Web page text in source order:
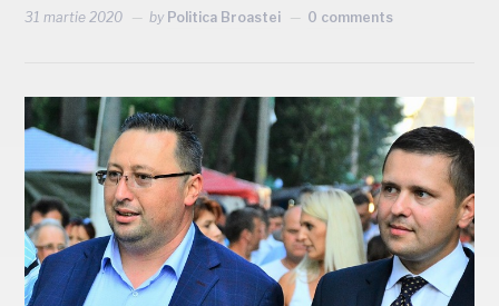
31 martie 2020 by Politica Broastei 0 comments